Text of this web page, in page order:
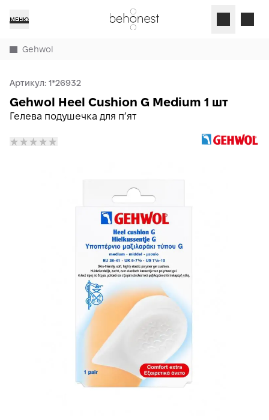
МЕНЮ
Gehwol
Артикул: 1*26932
Гелева подушечка для пʼят
Gehwol Heel Cushion G Medium 1 шт